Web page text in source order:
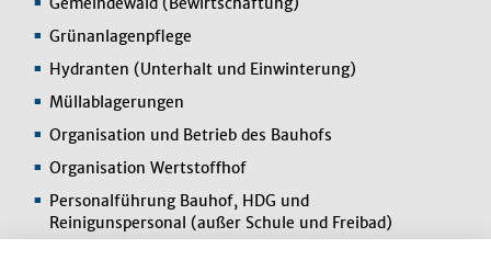
Grünanlagenpflege
Hydranten (Unterhalt und Einwinterung)
Müllablagerungen
Organisation und Betrieb des Bauhofs
Organisation Wertstoffhof
Personalführung Bauhof, HDG und
Reinigunspersonal (außer Schule und Freibad)